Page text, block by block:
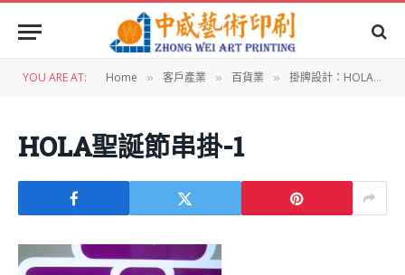
YOU ARE AT: Home » 客戶產業 » 百貨業 » 掛牌設計：HOLA聖誕節陳列串掛
HOLA聖誕節串掛-1